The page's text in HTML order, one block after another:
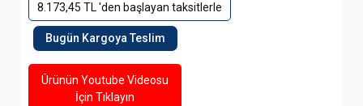
8.173,45 TL 'den başlayan taksitlerle
Bugün Kargoya Teslim
Ürünün Youtube Videosu
İçin Tıklayın